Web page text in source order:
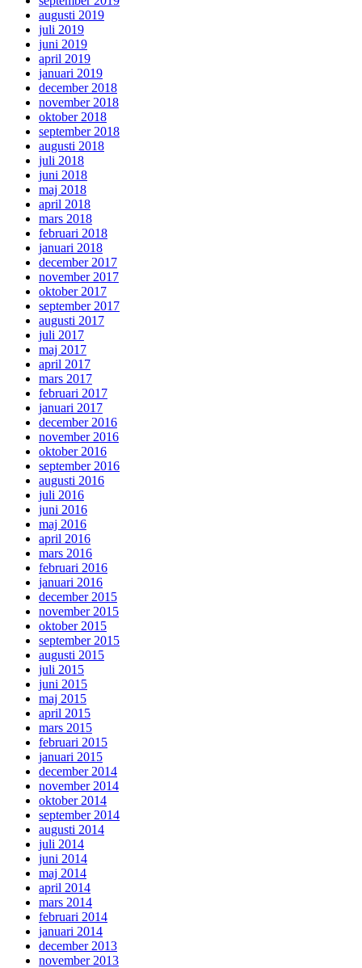
augusti 2019
juli 2019
juni 2019
april 2019
januari 2019
december 2018
november 2018
oktober 2018
september 2018
augusti 2018
juli 2018
juni 2018
maj 2018
april 2018
mars 2018
februari 2018
januari 2018
december 2017
november 2017
oktober 2017
september 2017
augusti 2017
juli 2017
maj 2017
april 2017
mars 2017
februari 2017
januari 2017
december 2016
november 2016
oktober 2016
september 2016
augusti 2016
juli 2016
juni 2016
maj 2016
april 2016
mars 2016
februari 2016
januari 2016
december 2015
november 2015
oktober 2015
september 2015
augusti 2015
juli 2015
juni 2015
maj 2015
april 2015
mars 2015
februari 2015
januari 2015
december 2014
november 2014
oktober 2014
september 2014
augusti 2014
juli 2014
juni 2014
maj 2014
april 2014
mars 2014
februari 2014
januari 2014
december 2013
november 2013